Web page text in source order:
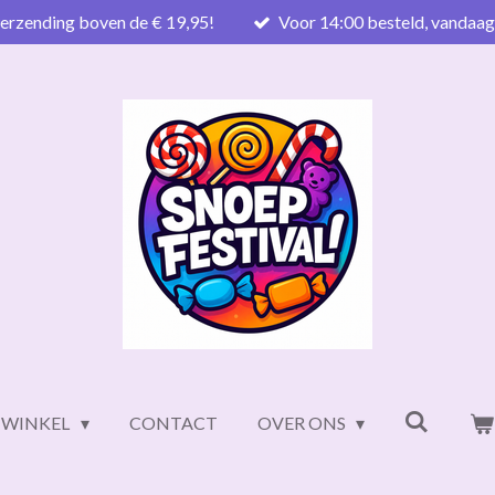
boven de € 19,95! Voor 14:00 besteld,
WINKEL CONTACT OVER ONS